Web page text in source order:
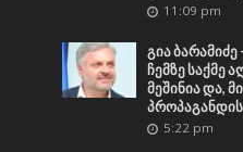
11:09 pm
გია
ჩემზე საქმე
მეშინია და,
პროპაგანდის
5:22 pm